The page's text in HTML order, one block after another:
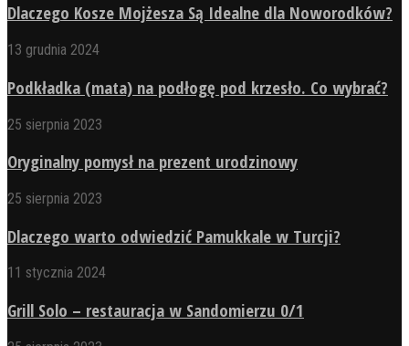
Dlaczego Kosze Mojżesza Są Idealne dla Noworodków?
13 grudnia 2024
Podkładka (mata) na podłogę pod krzesło. Co wybrać?
25 sierpnia 2023
Oryginalny pomysł na prezent urodzinowy
25 sierpnia 2023
Dlaczego warto odwiedzić Pamukkale w Turcji?
11 stycznia 2024
Grill Solo – restauracja w Sandomierzu 0/1